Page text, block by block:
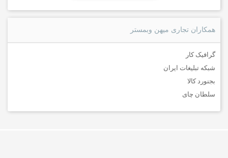
همکاران تجاری میهن وبمستر
گرافیک کار
شبکه تبلیغات ایران
بجنورد کالا
سلطان چای